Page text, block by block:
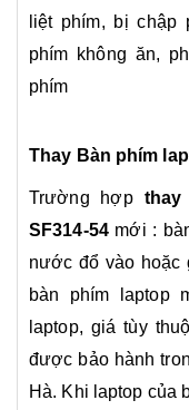
liệt phím, bị chập
phím không ăn,
phím
Thay Bàn phím
Trường hợp thay
SF314-54 mới :
nước đổ vào hoặc
bàn phím laptop
laptop, giá tùy
được bảo hành
Hà. Khi laptop của